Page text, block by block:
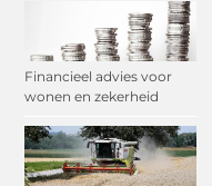
Financieel advies voor
wonen en zekerheid